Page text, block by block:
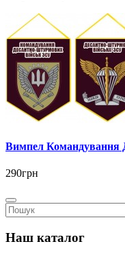
Вимпел
290грн
Наш каталог